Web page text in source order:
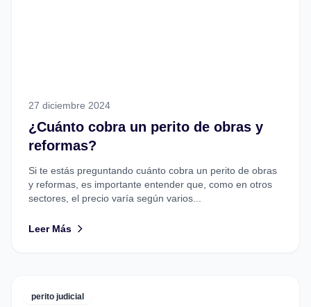
27 diciembre 2024
¿Cuánto cobra un perito de obras y
reformas?
Si te estás preguntando cuánto cobra un perito de obras
y reformas, es importante entender que, como en otros
sectores, el precio varía según varios...
Leer Más
perito judicial